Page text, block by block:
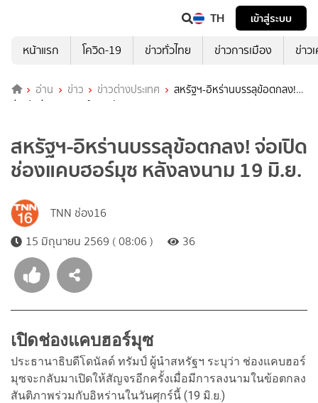
TH
เข้าสู่ระบบ
หน้าแรก
โควิด-19 ข่าวทั่วไทย ข่าวการเมือง ข่าว
อ่าน ข่าว ข่าวต่างประเทศ
สหรัฐฯ-อิหร่านบรรลุข้อตกลง!
จ่อเปิดช่องแคบฮอร์มุซ หลังลงนาม 19 มิ.ย.
สหรัฐฯ-อิหร่านบรรลุข้อตกลง! จ่อเปิด
ช่องแคบฮอร์มุซ หลังลงนาม 19 มิ.ย.
TNN ช่อง16
15 มิถุนายน 2569 ( 08:06 )
36
เปิดช่องแคบฮอร์มุซ
ประธานาธิบดีโดนัลด์ ทรัมป์ ผู้นำสหรัฐฯ ระบุว่า ช่องแคบฮอร์
มุซจะกลับมาเปิดให้สัญจรอีกครั้งเมื่อมีการลงนามในข้อตกลง
สันติภาพร่วมกับอิหร่านในวันศุกร์นี้ (19 มิ.ย.)